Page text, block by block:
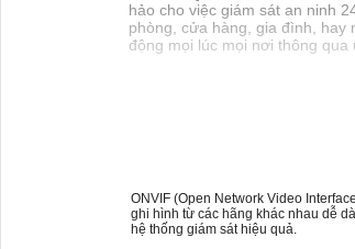
hảo cho việc giám sát an ninh
phòng, cửa hàng, gia đình, hay
động mọi lúc mọi nơi thông qua
ONVIF (Open Network Video
ghi hình từ các hãng khác nhau dễ
hệ thống giám sát hiệu quả.